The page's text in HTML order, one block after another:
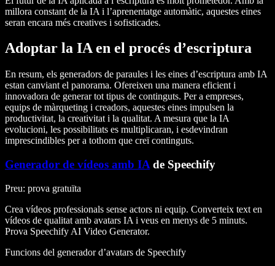
millora constant de la IA i l’aprenentatge automàtic, aquestes eines
seran encara més creatives i sofisticades.
Adoptar la IA en el procés d’escriptura
En resum, els generadors de paraules i les eines d’escriptura amb IA
estan canviant el panorama. Ofereixen una manera eficient i
innovadora de generar tot tipus de continguts. Per a empreses,
equips de màrqueting i creadors, aquestes eines impulsen la
productivitat, la creativitat i la qualitat. A mesura que la IA
evolucioni, les possibilitats es multiplicaran, i esdevindran
imprescindibles per a tothom que creï continguts.
Generador de vídeos amb IA de Speechify
Preu: prova gratuïta
Crea vídeos professionals sense actors ni equip. Converteix text en
vídeos de qualitat amb avatars IA i veus en menys de 5 minuts.
Prova Speechify AI Video Generator.
Funcions del generador d’avatars de Speechify